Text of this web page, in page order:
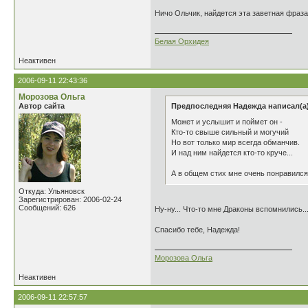
Ничо Ольчик, найдется эта заветная фраза.
Белая Орхидея
Неактивен
2006-09-11 22:43:36
Морозова Ольга
Автор сайта
Откуда: Ульяновск
Зарегистрирован: 2006-02-24
Сообщений: 626
Предпоследняя Надежда
Может и услышит и поймет он -
Кто-то свыше сильный и могучий
Но вот только мир всегда обманчив.
И над ним найдется кто-то круче...
А в общем стих мне очень понравился
Ну-ну... Что-то мне Драконы вспомнились...
Спасибо тебе, Надежда!
Морозова Ольга
Неактивен
2006-09-11 22:57:57